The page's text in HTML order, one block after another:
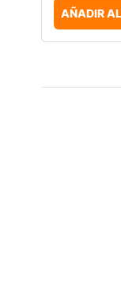
AÑADIR